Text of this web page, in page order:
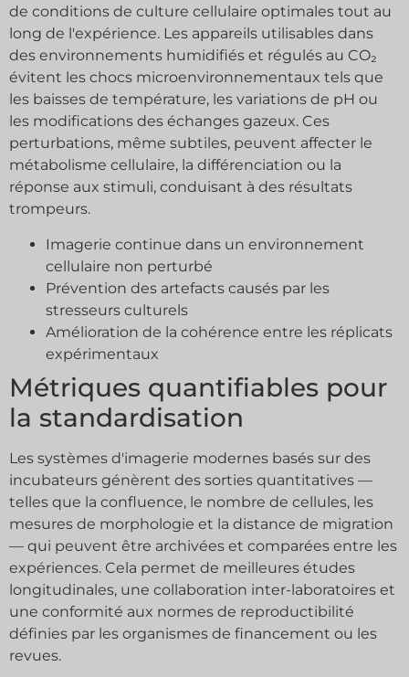
de conditions de culture cellulaire optimales tout au
long de l'expérience. Les appareils utilisables dans
des environnements humidifiés et régulés au CO₂
évitent les chocs microenvironnementaux tels que
les baisses de température, les variations de pH ou
les modifications des échanges gazeux. Ces
perturbations, même subtiles, peuvent affecter le
métabolisme cellulaire, la différenciation ou la
réponse aux stimuli, conduisant à des résultats
trompeurs.
Imagerie continue dans un environnement
cellulaire non perturbé
Prévention des artefacts causés par les
stresseurs culturels
Amélioration de la cohérence entre les réplicats
expérimentaux
Métriques quantifiables pour
la standardisation
Les systèmes d'imagerie modernes basés sur des
incubateurs génèrent des sorties quantitatives —
telles que la confluence, le nombre de cellules, les
mesures de morphologie et la distance de migration
— qui peuvent être archivées et comparées entre les
expériences. Cela permet de meilleures études
longitudinales, une collaboration inter-laboratoires et
une conformité aux normes de reproductibilité
définies par les organismes de financement ou les
revues.